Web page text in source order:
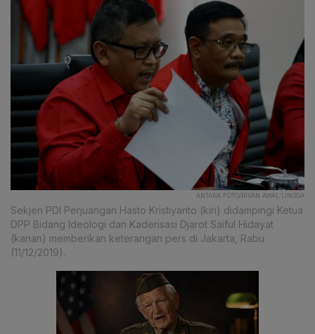
ANTARA FOTO/RIVAN AWAL LINGGA
Sekjen PDI Perjuangan Hasto Kristiyanto (kiri) didampingi Ketua
DPP Bidang Ideologi dan Kaderisasi Djarot Saiful Hidayat
(kanan) memberikan keterangan pers di Jakarta, Rabu
(11/12/2019).